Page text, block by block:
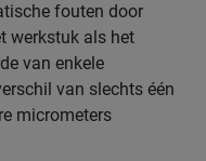
fouten door
werkstuk als het
van enkele
van slechts één
micrometers